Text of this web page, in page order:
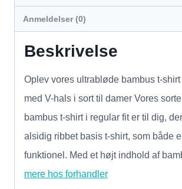
Anmeldelser (0)
Beskrivelse
Oplev vores ultrabløde bambus t-
med V-hals i sort til damer Vores
bambus t-shirt i regular fit er til dig,
alsidig ribbet basis t-shirt, som både
funktionel. Med et højt indhold af
mere hos forhandler